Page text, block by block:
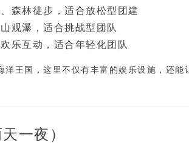
、森林徒步，适合放松型团建
山观瀑，适合挑战型团队
欢乐互动，适合年轻化团队
洋王国 ，这里不仅有丰富的娱乐设施，还
一夜）